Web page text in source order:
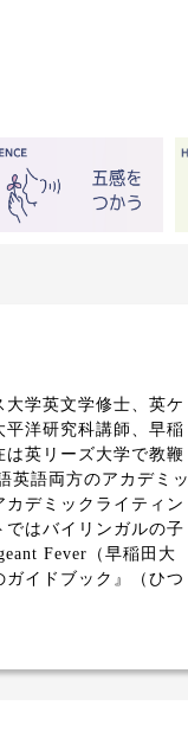
学英文学修士、英ケ
平洋研究科講師、早稲
は英リーズ大学で教鞭
英語両方のアカデミッ
デミックライティン
はバイリンガルの子
Fever（早稲田大
イドブック』（ひつ